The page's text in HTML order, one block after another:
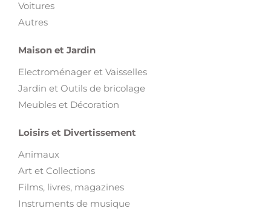
Voitures
Autres
Maison et Jardin
Electroménager et Vaisselles
Jardin et Outils de bricolage
Meubles et Décoration
Loisirs et Divertissement
Animaux
Art et Collections
Films, livres, magazines
Instruments de musique